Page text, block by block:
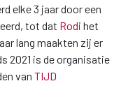
elke 3 jaar door een
tot dat Rodi het
lang maakten zij er
2021 is de organisatie
van TIJD